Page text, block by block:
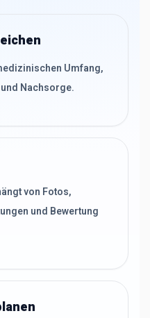
Umfang,
Nachsorge.
von Fotos,
und Bewertung